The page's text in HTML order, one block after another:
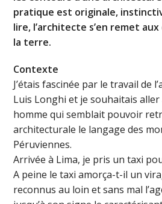
pratique est originale,
lire, l’architecte s’en remet
la terre.
Contexte
J’étais fascinée par le travail de
Luis Longhi et je souhaitais
homme qui semblait pouvoir
architecturale le langage des
Péruviennes.
Arrivée à Lima, je pris un taxi
A peine le taxi amorça-t-il un
reconnus au loin et sans mal